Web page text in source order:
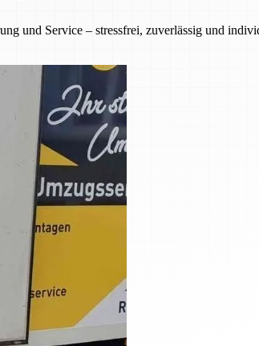
und Service – stressfrei, zuverlässig und